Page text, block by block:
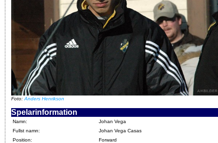
Foto: Anders Henrikson
Spelarinformation
Namn:
Johan Vega
Fullst namn:
Johan Vega Casas
Position:
Forward